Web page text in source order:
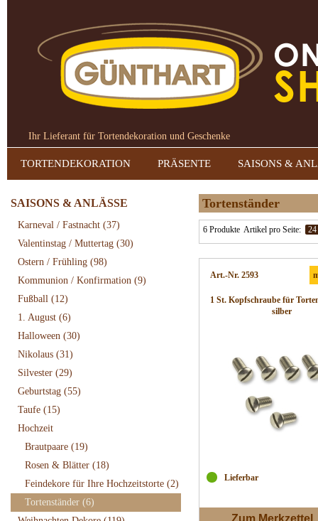
Ihr Lieferant für Tortendekoration und Geschenke
TORTENDEKORATION PRÄSENTE SAISONS &
SAISONS & ANLÄSSE
Karneval / Fastnacht (37)
Valentinstag / Muttertag (30)
Ostern / Frühling (98)
Kommunion / Konfirmation (9)
Fußball (12)
1. August (6)
Halloween (30)
Nikolaus (31)
Silvester (29)
Geburtstag (55)
Taufe (15)
Hochzeit
Brautpaare (19)
Rosen & Blätter (18)
Feindekore für Ihre Hochzeitstorte (2)
Tortenständer (6)
Tortenständer
6 Produkte Artikel pro Seite: 24
Art.-Nr. 2593
1 St. Kopfschraube für
silber
Lieferbar